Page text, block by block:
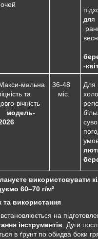
-
мальна
та
вічність
модель-
36-48
міс.
Для
використовувати
60–70 г/м²
та використання
на
інструментів . Дуги
в ґрунт по обидва боки